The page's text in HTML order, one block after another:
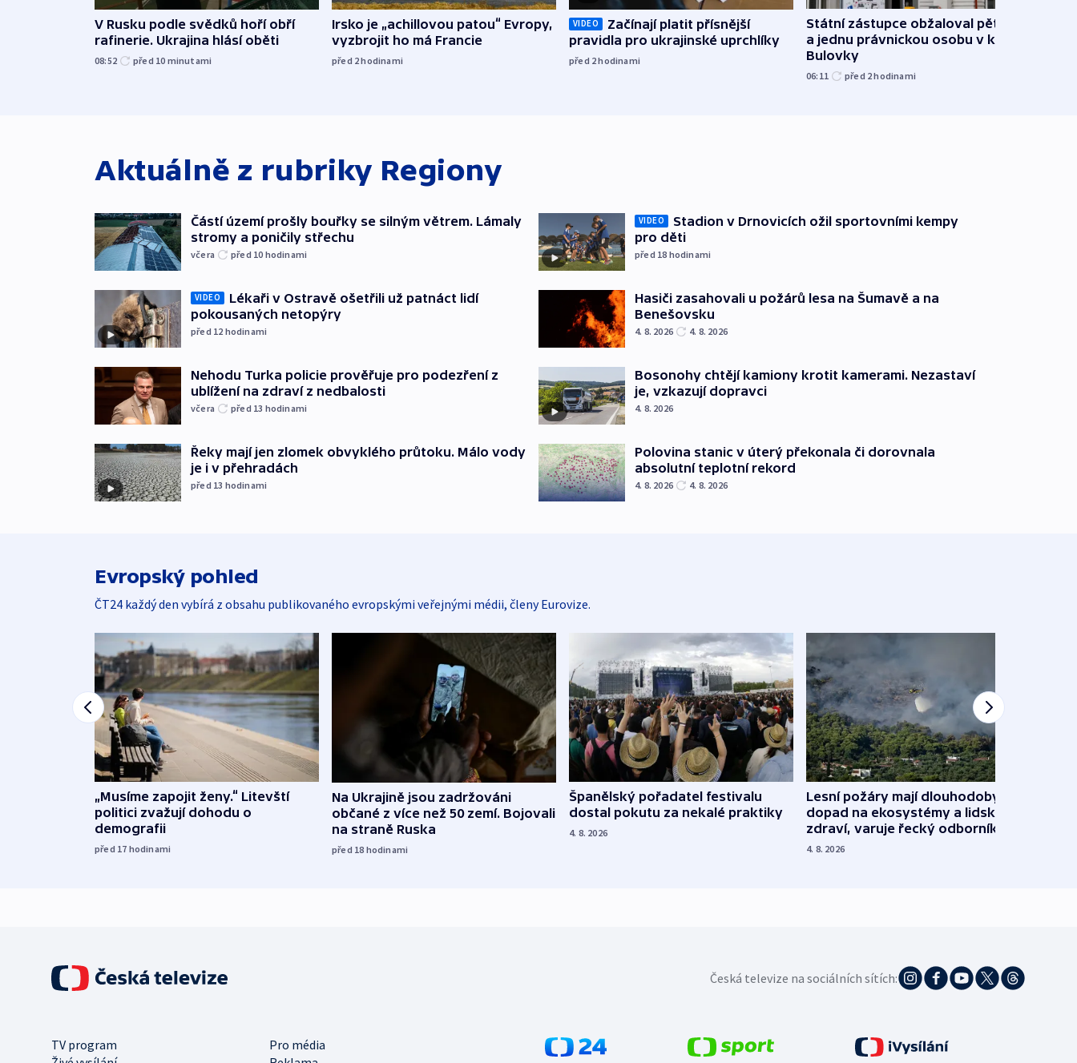
V Rusku podle svědků hoří obří
rafinerie. Ukrajina hlásí oběti
08:52 před 10 minutami
Irsko je „achillovou patou“ Evropy,
vyzbrojit ho má Francie
před 2hodinami
VIDEO
Začínají platit přísnější
pravidla pro ukrajinské uprchlíky
před 2hodinami
Státní zástupce obžaloval pět lidí
a jednu právnickou osobu v kauze
Bulovky
06:11 před 2hodinami
Aktuálně z rubriky Regiony
Částí území prošly bouřky se silným větrem. Lámaly
stromy a poničily střechu
včera před 10 hodinami
VIDEO
Lékaři v Ostravě ošetřili už patnáct lidí
pokousaných netopýry
před 12 hodinami
Nehodu Turka policie prověřuje pro podezření z
ublížení na zdraví z nedbalosti
včera před 13 hodinami
Řeky mají jen zlomek obvyklého průtoku. Málo vody
je i v přehradách
před 13 hodinami
VIDEO
Stadion v Drnovicích ožil sportovními kempy
pro děti
před 18 hodinami
Hasiči zasahovali u požárů lesa na Šumavě a na
Benešovsku
4. 8. 2026 4. 8. 2026
Bosonohy chtějí kamiony krotit kamerami. Nezastaví
je, vzkazují dopravci
4. 8. 2026
Polovina stanic v úterý překonala či dorovnala
absolutní teplotní rekord
4. 8. 2026 4. 8. 2026
Evropský pohled
ČT24 každý den vybírá z obsahu publikovaného evropskými veřejnými médii, členy Eurovize.
„Musíme zapojit ženy.“ Litevští
politici zvažují dohodu o
demografii
před 17 hodinami
Na Ukrajině jsou zadržováni
občané z více než 50 zemí. Bojovali
na straně Ruska
před 18 hodinami
Španělský pořadatel festivalu
dostal pokutu za nekalé praktiky
4. 8. 2026
Lesní požáry mají dlouhodobý
dopad na ekosystémy a lidské
zdraví, varuje řecký odborník
4. 8. 2026
Česká televize na sociálních sítích:
TV program
Pro média